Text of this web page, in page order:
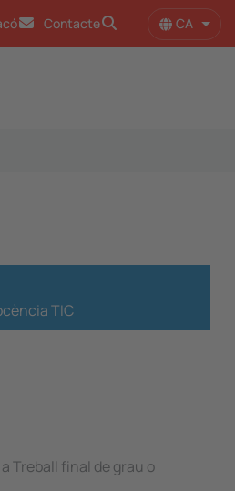
Contacte CA
TIC
Treball final de grau o